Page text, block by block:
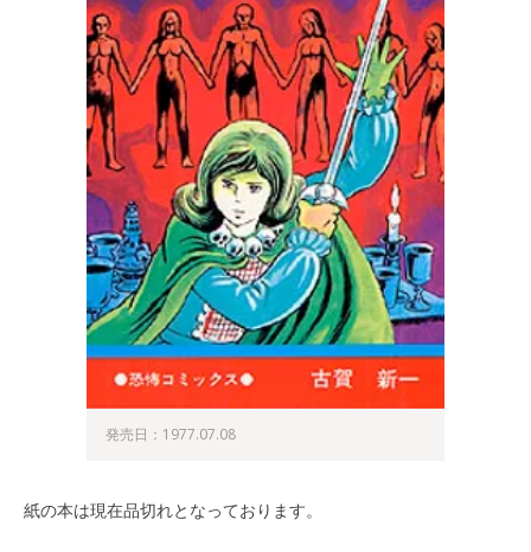
発売日：1977.07.08
紙の本は現在品切れとなっております。